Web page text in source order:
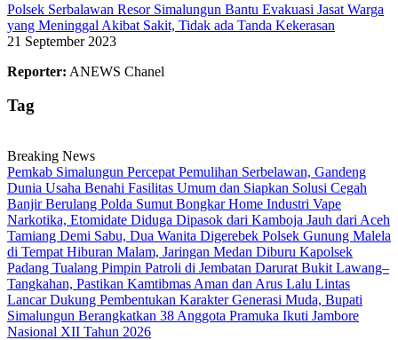
Polsek Serbalawan Resor Simalungun Bantu Evakuasi Jasat Warga
yang Meninggal Akibat Sakit, Tidak ada Tanda Kekerasan
21 September 2023
Reporter: ANEWS Chanel
Tag
Breaking News
Pemkab Simalungun Percepat Pemulihan Serbelawan, Gandeng
Dunia Usaha Benahi Fasilitas Umum dan Siapkan Solusi Cegah
Banjir Berulang Polda Sumut Bongkar Home Industri Vape
Narkotika, Etomidate Diduga Dipasok dari Kamboja Jauh dari Aceh
Tamiang Demi Sabu, Dua Wanita Digerebek Polsek Gunung Malela
di Tempat Hiburan Malam, Jaringan Medan Diburu Kapolsek
Padang Tualang Pimpin Patroli di Jembatan Darurat Bukit Lawang–
Tangkahan, Pastikan Kamtibmas Aman dan Arus Lalu Lintas
LancarDukung Pembentukan Karakter Generasi Muda, Bupati
Simalungun Berangkatkan 38 Anggota Pramuka Ikuti Jambore
Nasional XII Tahun 2026